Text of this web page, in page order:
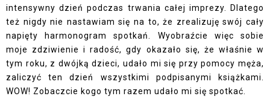
intensywny dzień podczas trwania całej imprezy. Dlatego
też nigdy nie nastawiam się na to, że zrealizuję swój cały
napięty harmonogram spotkań. Wyobraźcie więc sobie
moje zdziwienie i radość, gdy okazało się, że właśnie w
tym roku, z dwójką dzieci, udało mi się przy pomocy męża,
zaliczyć ten dzień wszystkimi podpisanymi książkami.
WOW! Zobaczcie kogo tym razem udało mi się spotkać.